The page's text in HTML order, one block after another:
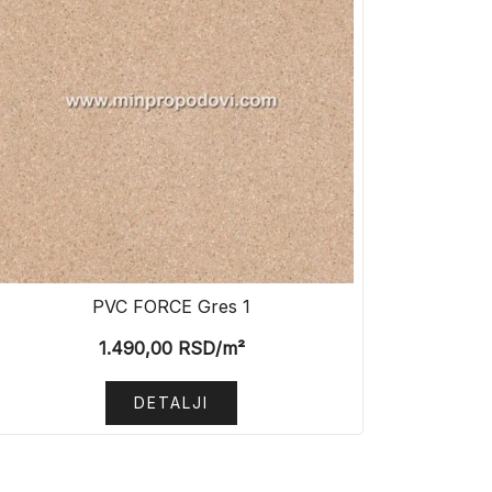
PVC FORCE Gres 1
1.490,00RSD/m²
DETALJI